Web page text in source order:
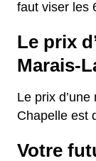
faut viser les
Le prix
Marais-
Le prix
Chapelle est
Votre